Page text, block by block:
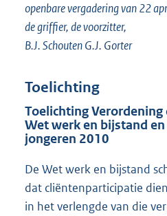
openbare vergadering van 22
de griffier, de voorzitter,
B.J. Schouten G.J. Gorter
Toelichting
Toelichting
Wet werk en bijstand
jongeren 2010
De Wet werk en bijstand
dat cliëntenparticipatie
in het verlengde van die